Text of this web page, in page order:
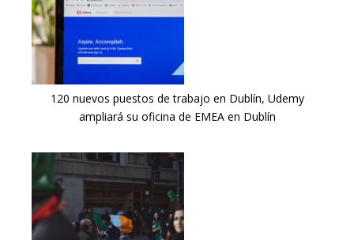
120 nuevos puestos de trabajo en Dublín, Udemy
ampliará su oficina de EMEA en Dublín